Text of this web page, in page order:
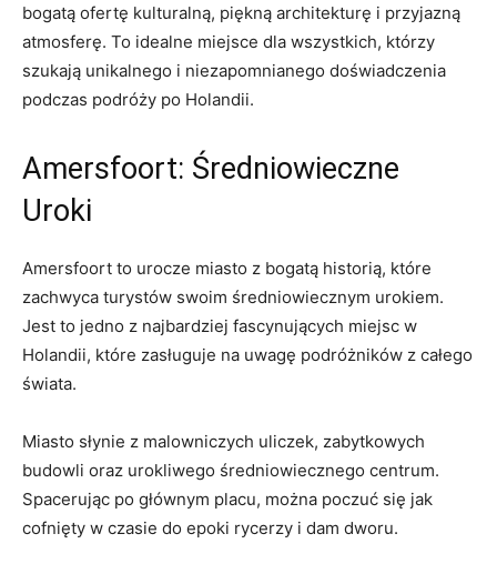
bogatą ofertę kulturalną, piękną architekturę i przyjazną
atmosferę.⁤ To idealne miejsce dla wszystkich, którzy
‍szukają unikalnego i niezapomnianego‌ doświadczenia
podczas podróży po Holandii.
Amersfoort: Średniowieczne
Uroki
Amersfoort to urocze miasto z bogatą historią, ‍które
zachwyca turystów⁣ swoim średniowiecznym urokiem.
Jest to⁤ jedno z najbardziej fascynujących miejsc w
Holandii, ⁢które zasługuje na uwagę podróżników z całego
świata.
Miasto słynie z malowniczych uliczek, zabytkowych⁤
budowli oraz urokliwego ‍średniowiecznego centrum.
Spacerując po głównym placu, można poczuć się jak
⁣cofnięty w czasie do epoki rycerzy i dam dworu.